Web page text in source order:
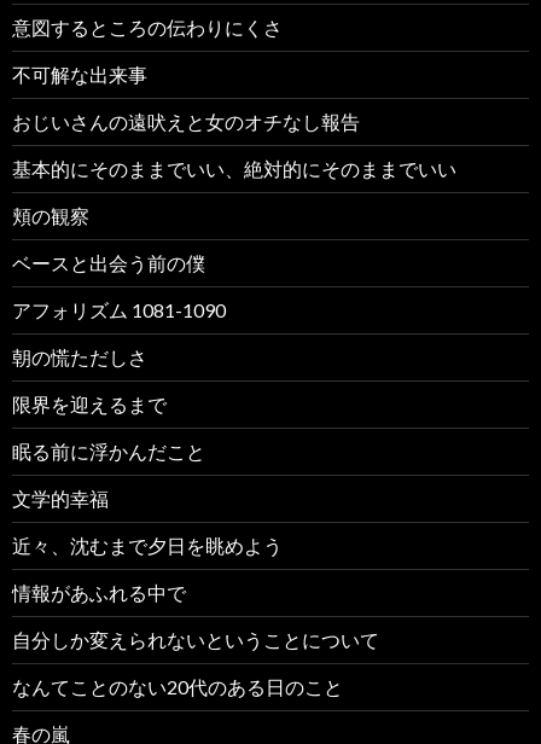
意図するところの伝わりにくさ
不可解な出来事
おじいさんの遠吠えと女のオチなし報告
基本的にそのままでいい、絶対的にそのままでいい
頬の観察
ベースと出会う前の僕
アフォリズム 1081-1090
朝の慌ただしさ
限界を迎えるまで
眠る前に浮かんだこと
文学的幸福
近々、沈むまで夕日を眺めよう
情報があふれる中で
自分しか変えられないということについて
なんてことのない20代のある日のこと
春の嵐